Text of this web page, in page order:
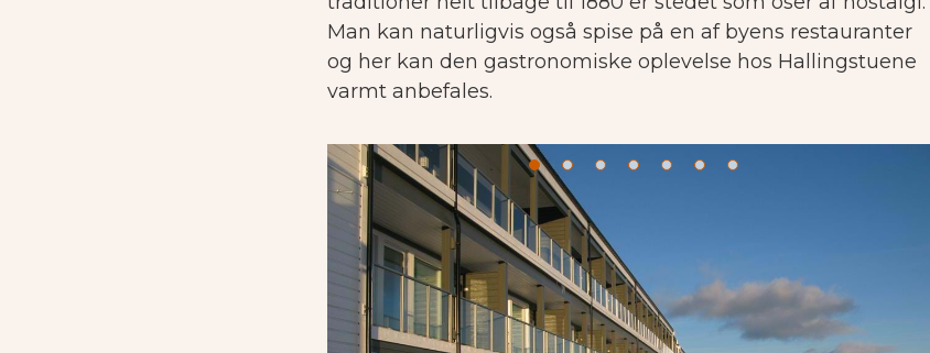
Man kan naturligvis også spise på en af byens restauranter
og her kan den gastronomiske oplevelse hos Hallingstuene
varmt anbefales.